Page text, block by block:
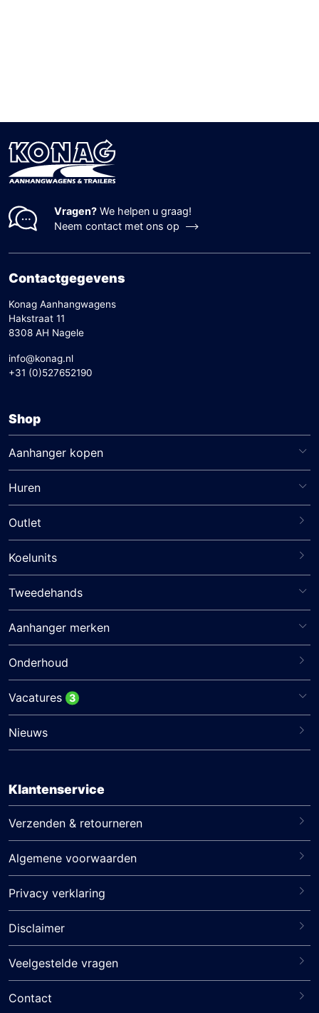
Vragen? We helpen u graag!
Neem contact met ons op
Contactgegevens
Konag Aanhangwagens
Hakstraat 11
8308 AH Nagele
info@konag.nl
+31 (0)527652190
Shop
Aanhanger kopen
Huren
Outlet
Koelunits
Tweedehands
Aanhanger merken
Onderhoud
Vacatures 3
Nieuws
Klantenservice
Verzenden & retourneren
Algemene voorwaarden
Privacy verklaring
Disclaimer
Veelgestelde vragen
Contact